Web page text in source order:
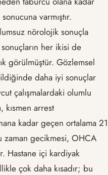
varmıştır.
nörolojik sonuçla
sonuçların her ikisi de
görülmüştür. Gözlemsel
daha iyi sonuçlar
çalışmalardaki olumlu
kısmen arrest
kadar geçen ortalama 21
zaman gecikmesi, OHCA
Hastane içi kardiyak
çok daha kısadır; bu